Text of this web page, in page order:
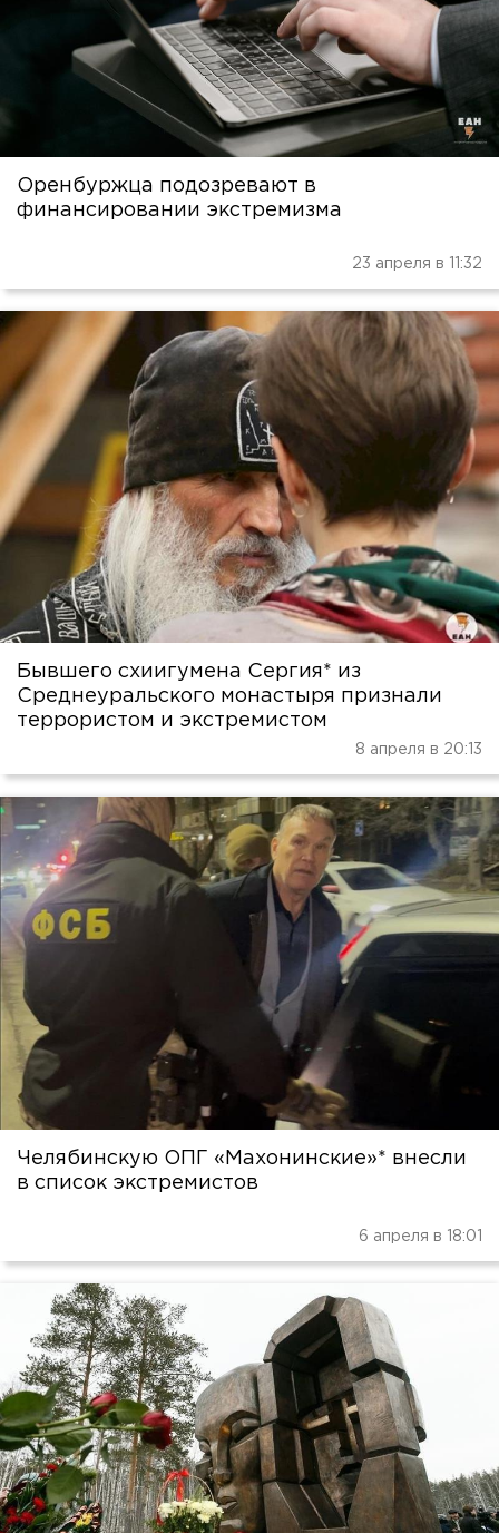
Оренбуржца подозревают в
финансировании экстремизма
23 апреля в 11:32
Бывшего схиигумена Сергия* из
Среднеуральского монастыря признали
террористом и экстремистом
8 апреля в 20:13
Челябинскую ОПГ «Махонинские»* внесли
в список экстремистов
6 апреля в 18:01